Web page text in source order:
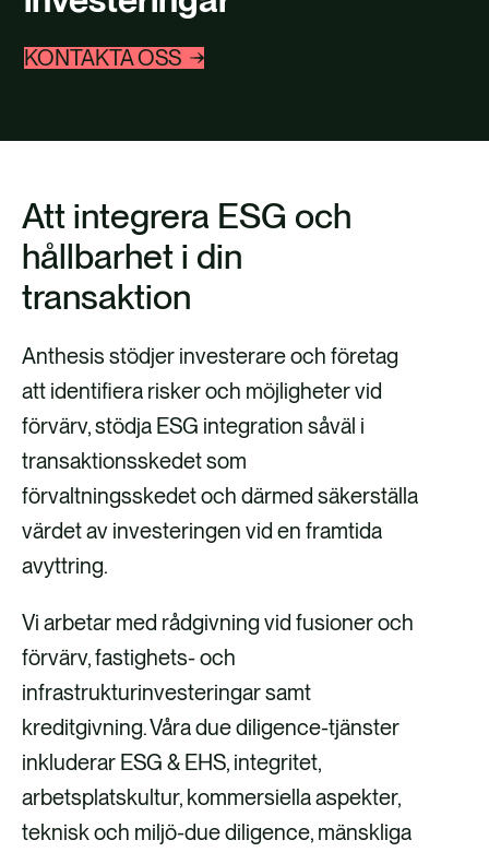
FALLSTUDIER
KONTAKTA OSS
KONTAKTA OSS
Att integrera ESG och
hållbarhet i din
transaktion
Anthesis stödjer investerare och företag
att identifiera risker och möjligheter vid
förvärv, stödja ESG integration såväl i
transaktionsskedet som
förvaltningsskedet och därmed säkerställa
värdet av investeringen vid en framtida
avyttring.
Vi arbetar med rådgivning vid fusioner och
förvärv, fastighets- och
infrastrukturinvesteringar samt
kreditgivning. Våra due diligence-tjänster
inkluderar ESG & EHS, integritet,
arbetsplatskultur, kommersiella aspekter,
teknisk och miljö-due diligence, mänskliga